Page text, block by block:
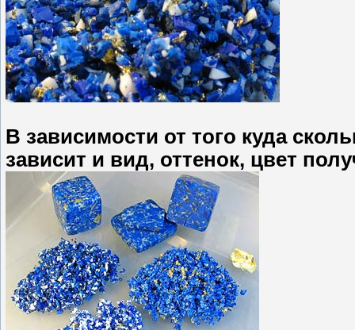
В зависимости от того куда
зависит и вид, оттенок, цвет